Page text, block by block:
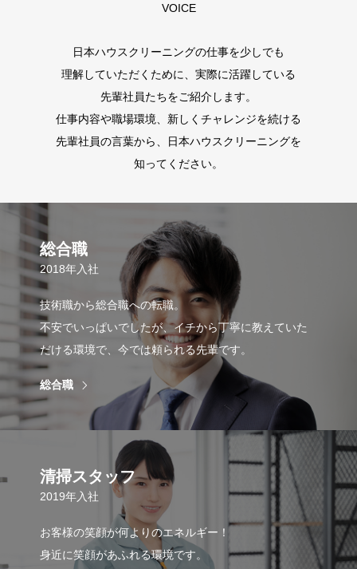
VOICE
日本ハウスクリーニングの仕事を少しでも
理解していただくために、実際に活躍している
先輩社員たちをご紹介します。
仕事内容や職場環境、新しくチャレンジを続ける
先輩社員の言葉から、日本ハウスクリーニングを
知ってください。
総合職
2018年入社
技術職から総合職への転職。
不安でいっぱいでしたが、イチから丁寧に教えていた
だける環境で、今では頼られる先輩です。
総合職
清掃スタッフ
2019年入社
お客様の笑顔が何よりのエネルギー！
身近に笑顔があふれる環境です。